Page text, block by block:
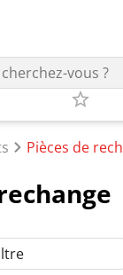
Pièces de